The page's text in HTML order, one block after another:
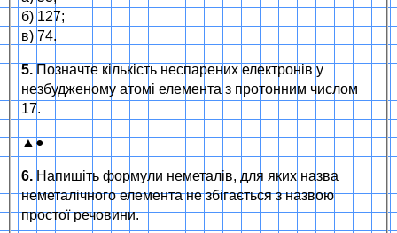
б) 127;
в) 74.
5. Позначте кількість неспарених електронів у
незбудженому атомі елемента з протонним числом
17.
▲●
6.Напишіть формули неметалів, для яких назва
неметалічного елемента не збігається з назвою
простої речовини.